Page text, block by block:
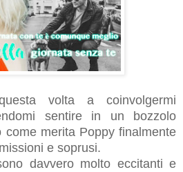
volta a coinvolgermi
sentire in un bozzolo
merita Poppy finalmente
e soprusi.
davvero molto eccitanti e